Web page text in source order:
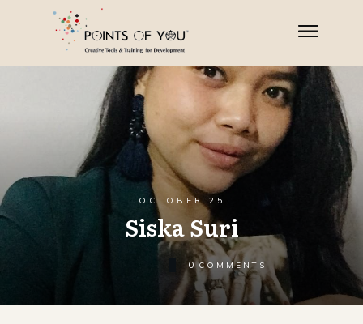
OCTOBER 25
Siska Suri
0 COMMENTS